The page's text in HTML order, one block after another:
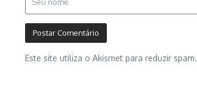
Este site utiliza o Akismet para reduzir spam.